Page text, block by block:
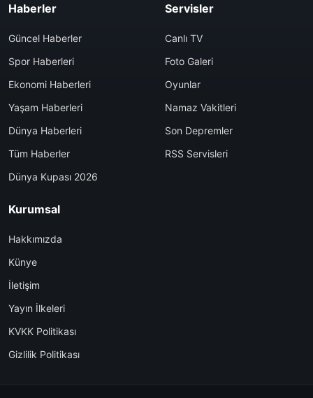
Haberler
Güncel Haberler
Spor Haberleri
Ekonomi Haberleri
Yaşam Haberleri
Dünya Haberleri
Tüm Haberler
Dünya Kupası 2026
Servisler
Canlı TV
Foto Galeri
Oyunlar
Namaz Vakitleri
Son Depremler
RSS Servisleri
Kurumsal
Hakkımızda
Künye
İletişim
Yayın İlkeleri
KVKK Politikası
Gizlilik Politikası